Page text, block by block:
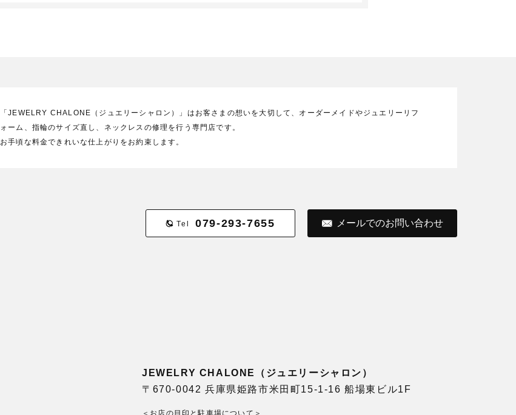
「JEWELRY CHALONE（ジュエリーシャロン）」はお客さまの想いを大切して、オーダーメイドやジュエリーリフ
ォーム、指輪のサイズ直し、ネックレスの修理を行う専門店です。
お手頃な料金できれいな仕上がりをお約束します。
Tel 079-293-7655 メールでのお問い合わせ
JEWELRY CHALONE（ジュエリーシャロン）
〒670-0042 兵庫県姫路市米田町15-1-16 船場東ビル1F
＜お店の目印と駐車場について＞